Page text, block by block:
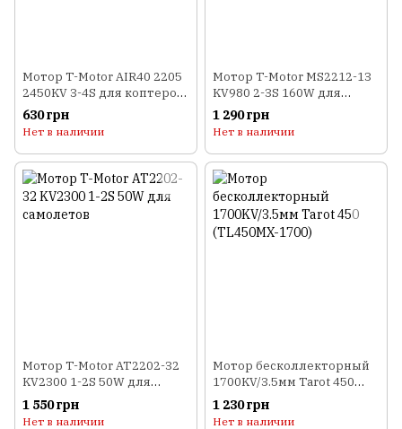
Мотор T-Motor AIR40 2205
2450KV 3-4S для коптеров
(розовый)
630 грн
Нет в наличии
Мотор T-Motor MS2212-13
KV980 2-3S 160W для
коптеров
1 290 грн
Нет в наличии
Мотор T-Motor AT2202-32
KV2300 1-2S 50W для
самолетов
1 550 грн
Нет в наличии
Мотор бесколлекторный
1700KV/3.5мм Tarot 450
(TL450MX-1700)
1 230 грн
Нет в наличии